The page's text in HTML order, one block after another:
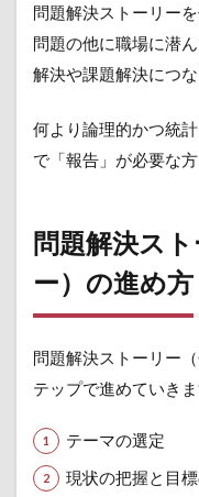
の進
め方
2.1
1 テ
ーマ
2.2
ステ
ップ
2 現
状の
と目
標の
2.3
ステ
ップ
問題解決ストーリー
問題の他に職場に潜
解決や課題解決につ
何より論理的かつ統
で「報告」が必要な
問題解決ス
ー）の進め方
問題解決ストーリー
テップで進めていきま
テーマの選定
現状の把握と目